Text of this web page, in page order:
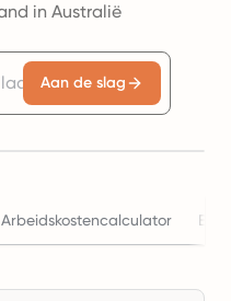
in Australië
Aan de slag
Arbeidskostencalculator